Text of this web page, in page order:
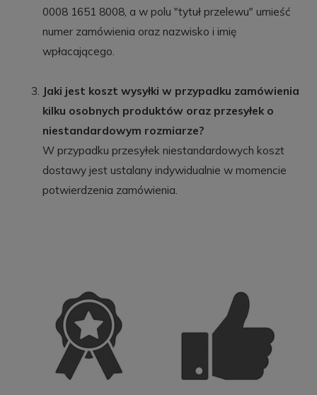
0008 1651 8008, a w polu "tytuł przelewu" umieść
numer zamówienia oraz nazwisko i imię
wpłacającego.
Jaki jest koszt wysyłki w przypadku zamówienia
kilku osobnych produktów oraz przesyłek o
niestandardowym rozmiarze?
W przypadku przesyłek niestandardowych koszt
dostawy jest ustalany indywidualnie w momencie
potwierdzenia zamówienia.